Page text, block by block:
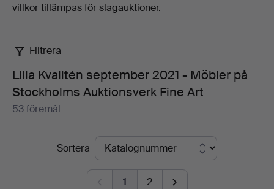
villkortillämpas för slagauktioner.
Filtrera
Lilla Kvalitén september 2021 - Möbler på
Stockholms Auktionsverk Fine Art
53 föremål
Sortera
1 2